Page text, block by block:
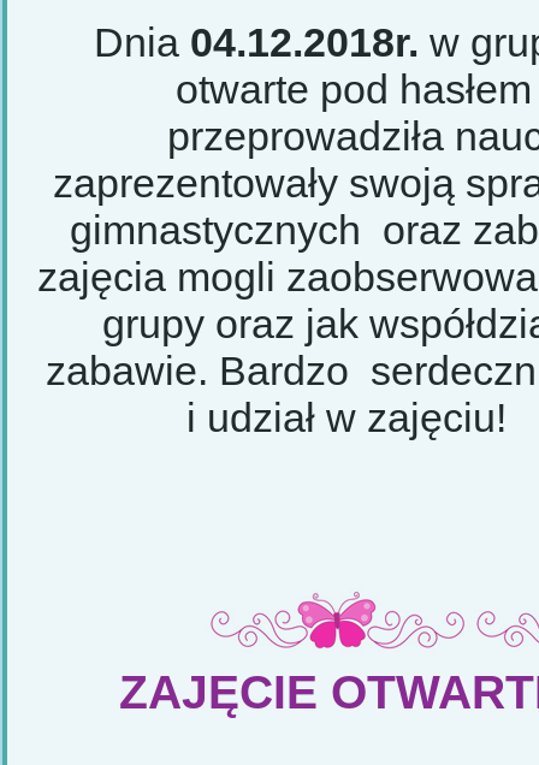
Dnia 04.12.2018r. w
otwarte pod
przeprowadziła
zaprezentowały swoją
gimnastycznych oraz
zajęcia mogli
grupy oraz jak
zabawie. Bardzo
i
ZAJĘCIE